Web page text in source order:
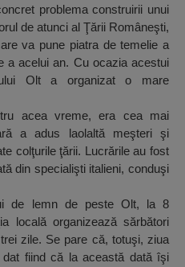
problema construirii unui
de atunci al Ţării Româneşti,
va pune piatra de temelie a
a acelui an. Cu ocazia acestui
Olt a organizat o mare
acea vreme, era cea mai
a adus laolaltă meşteri şi
colţurile ţării. Lucrările au fost
din specialişti italieni, conduşi
de lemn de peste Olt, la 8
locală organizează sărbători
zile. Se pare că, totuşi, ziua
fiind că la această dată îşi